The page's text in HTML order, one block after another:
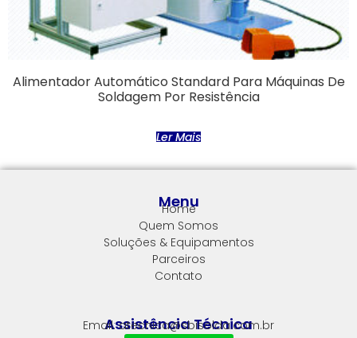
Alimentador Automático Standard Para Máquinas De
Soldagem Por Resistência
Ler Mais
Menu
Home
Quem Somos
Soluções & Equipamentos
Parceiros
Contato
Assistência Técnica
Email: atecnica@sbisolda.com.br